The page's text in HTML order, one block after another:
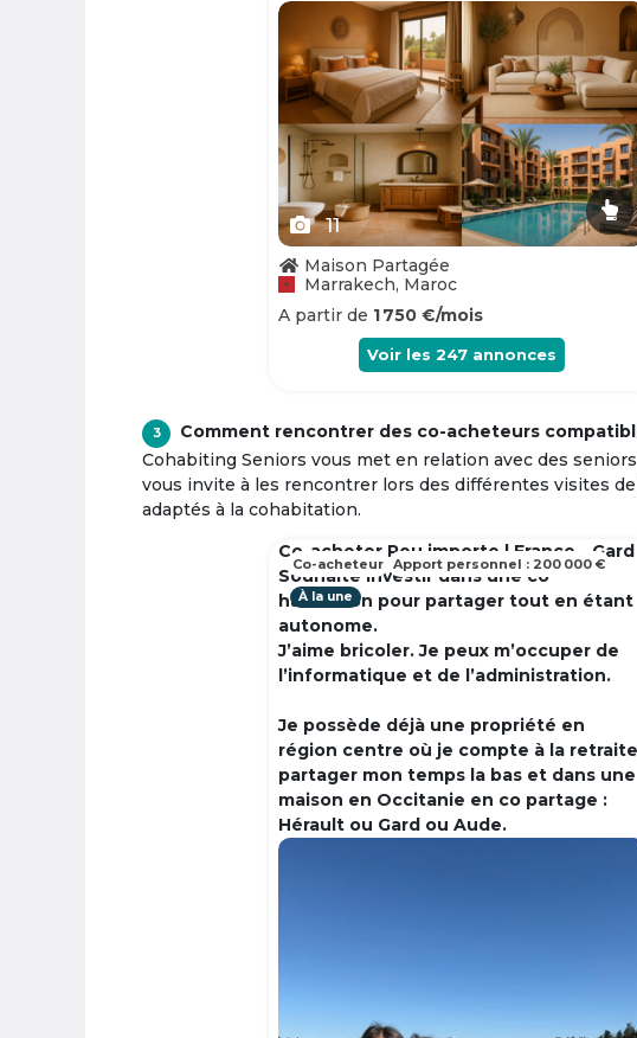
Slide 1 of 11
11
Maison Partagée
Marrakech, Maroc
A partir de 1 750 €/mois
Voir les 247 annonces
3
Comment rencontrer des co-acheteurs
Cohabiting Seniors vous met en relation avec des
vous invite à les rencontrer lors des différentes visites
adaptés à la cohabitation.
Co-acheter Peu importe | France - Gard
Souhaite investir dans une co
habitation pour partager tout en étant
autonome.
J’aime bricoler. Je peux m’occuper de
l’informatique et de l’administration.
Je possède déjà une propriété en
région centre où je compte à la retraite
partager mon temps la bas et dans une
maison en Occitanie en co partage :
Hérault ou Gard ou Aude.
À la une
Co-acheteur Apport personnel : 200 000 €